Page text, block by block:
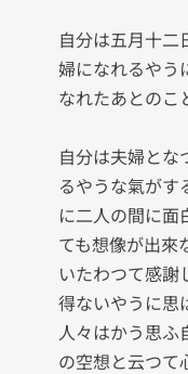
自分は五月十二
婦になれるやう
なれたあとのこ
自分は夫婦とな
るやうな氣がす
に二人の間に面
ても想像が出來
いたわつて感謝
得ないやうに思
人々はかう思ふ
の空想と云つて